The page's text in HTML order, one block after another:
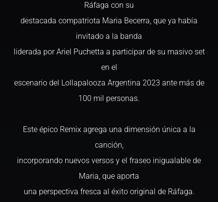
Ráfaga con su
destacada compatriota Maria Becerra, que ya había
invitado a la banda
liderada por Ariel Puchetta a participar de su masivo set
en el
escenario del Lollapalooza Argentina 2023 ante más de
100 mil personas.
Este épico Remix agrega una dimensión única a la
canción,
incorporando nuevos versos y el fraseo inigualable de
Maria, que aporta
una perspectiva fresca al éxito original de Ráfaga.